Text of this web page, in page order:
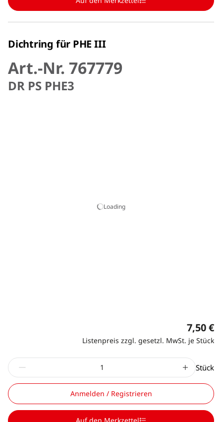
Dichtring für PHE III
Art.-Nr. 767779
DR PS PHE3
Loading
7,50 €
Listenpreis zzgl. gesetzl. MwSt. je Stück
Stück
Anmelden / Registrieren